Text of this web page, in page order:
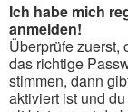
Ich habe mich
anmelden!
Überprüfe zuerst,
das richtige
stimmen, dann
aktiviert ist und